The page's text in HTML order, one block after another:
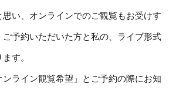
い、オンラインでのご観覧もお受けす
ご予約いただいた方と私の、ライブ形式
す。
ンライン観覧希望」とご予約の際にお知